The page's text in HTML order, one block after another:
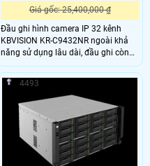
Giá gốc: 25,400,000 ₫
Đầu ghi hình camera IP 32 kênh
KBVISION KR-C9432NR ngoài khả
năng sử dụng lâu dài, đầu ghi còn
có tính năng kết nối nhiều hãng
camera IP khác nhau Quan sát từ xa
qua điện thoại di động bằng Cloud.
đem lại nhiều tính năng độc đáo.
4493